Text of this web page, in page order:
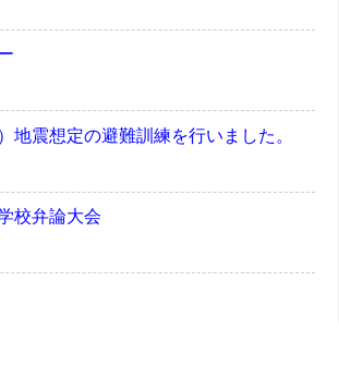
地震想定の避難訓練を行いました。
校弁論大会